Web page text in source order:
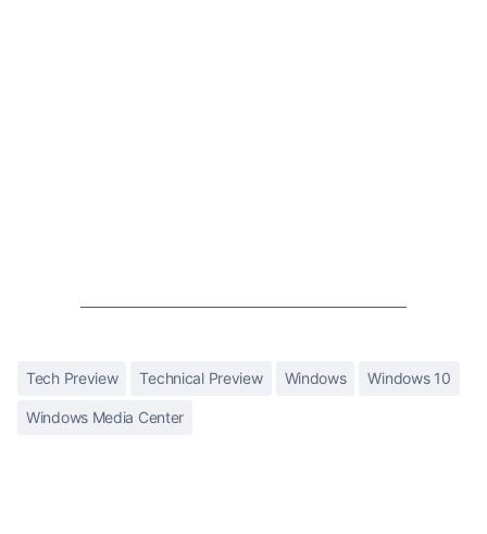
Tech Preview Technical Preview Windows Windows 10
Windows Media Center